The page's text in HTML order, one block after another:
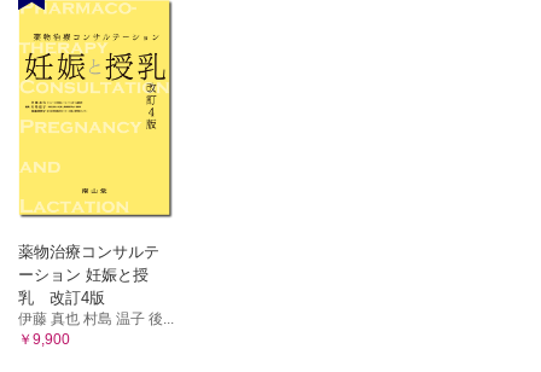
薬物治療コンサルテ
ーション 妊娠と授
乳 改訂4版
伊藤 真也 村島 温子 後...
￥9,900